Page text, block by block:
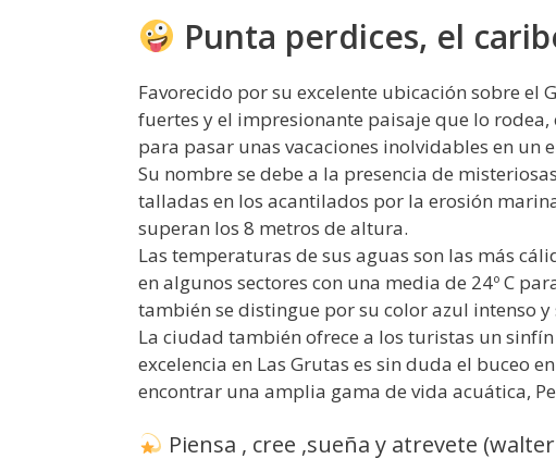
Punta perdices, el
Favorecido por su excelente ubicación sobre el
fuertes y el impresionante paisaje que lo
para pasar unas vacaciones inolvidables en un
Su nombre se debe a la presencia de
talladas en los acantilados por la erosión
superan los 8 metros de altura.
Las temperaturas de sus aguas son las más
en algunos sectores con una media de 24º C
también se distingue por su color azul intenso
La ciudad también ofrece a los turistas un
excelencia en Las Grutas es sin duda el buceo
encontrar una amplia gama de vida acuática,
Piensa , cree ,sueña y atrevete